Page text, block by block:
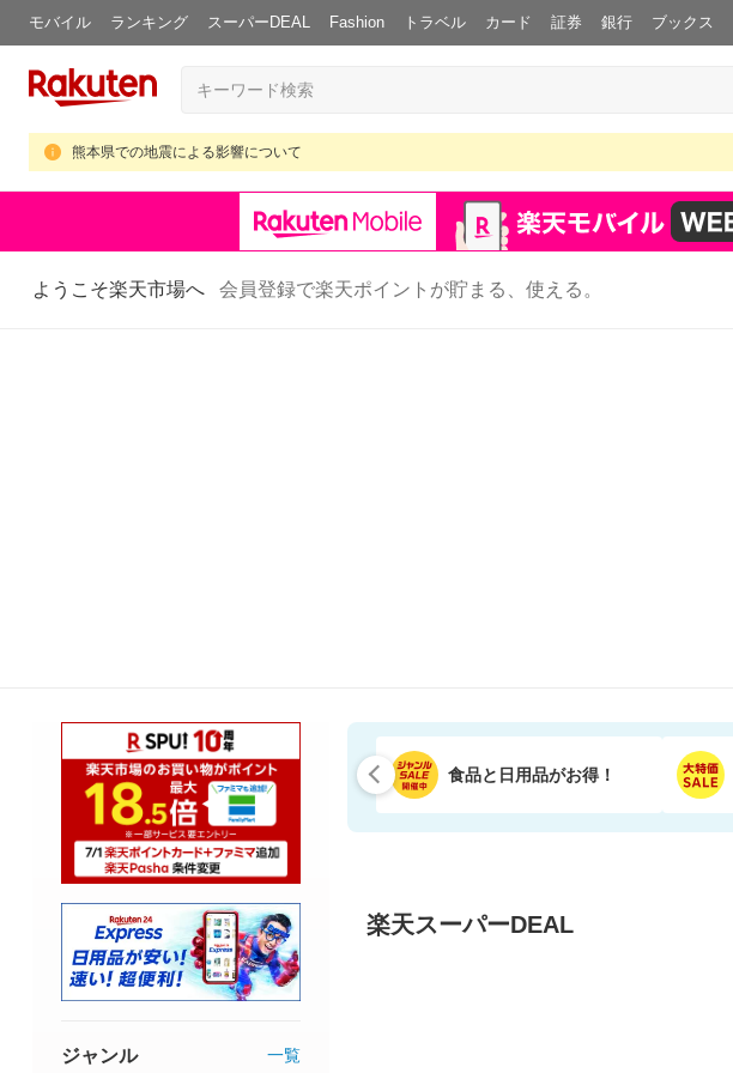
モバイル ランキング スーパーDEAL Fashion トラベル カード 証券 銀行 ブックス
熊本県での地震による影響について
ようこそ楽天市場へ 会員登録で楽天ポイントが貯まる、使える。
食品と日用品がお得！
楽天スーパーDEAL
ジャンル 一覧